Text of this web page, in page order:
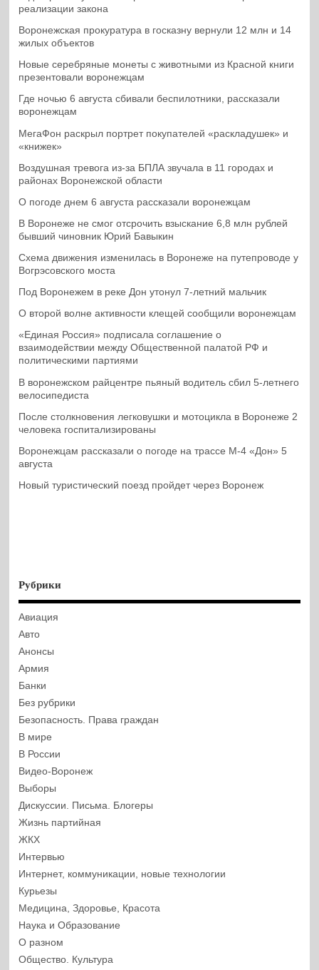
реализации закона
Воронежская прокуратура в госказну вернули 12 млн и 14
жилых объектов
Новые серебряные монеты с животными из Красной книги
презентовали воронежцам
Где ночью 6 августа сбивали беспилотники, рассказали
воронежцам
МегаФон раскрыл портрет покупателей «раскладушек» и
«книжек»
Воздушная тревога из-за БПЛА звучала в 11 городах и
районах Воронежской области
О погоде днем 6 августа рассказали воронежцам
В Воронеже не смог отсрочить взыскание 6,8 млн рублей
бывший чиновник Юрий Бавыкин
Схема движения изменилась в Воронеже на путепроводе у
Вогрэсовского моста
Под Воронежем в реке Дон утонул 7-летний мальчик
О второй волне активности клещей сообщили воронежцам
«Единая Россия» подписала соглашение о
взаимодействии между Общественной палатой РФ и
политическими партиями
В воронежском райцентре пьяный водитель сбил 5-летнего
велосипедиста
После столкновения легковушки и мотоцикла в Воронеже 2
человека госпитализированы
Воронежцам рассказали о погоде на трассе М-4 «Дон» 5
августа
Новый туристический поезд пройдет через Воронеж
Рубрики
Авиация
Авто
Анонсы
Армия
Банки
Без рубрики
Безопасность. Права граждан
В мире
В России
Видео-Воронеж
Выборы
Дискуссии. Письма. Блогеры
Жизнь партийная
ЖКХ
Интервью
Интернет, коммуникации, новые технологии
Курьезы
Медицина, Здоровье, Красота
Наука и Образование
О разном
Общество. Культура